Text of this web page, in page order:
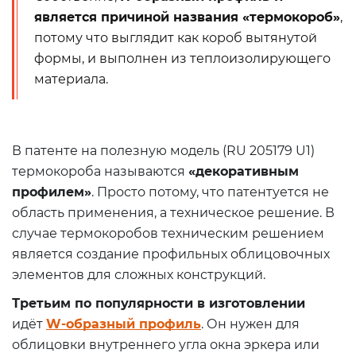
является причиной названия «термокороб»,
потому что выглядит как короб вытянутой
формы, и выполнен из теплоизолирующего
материала.
В патенте на полезную модель (RU 205179 U1)
термокороба называются «декоративным
профилем». Просто потому, что патентуется не
область применения, а техническое решение. В
случае термокоробов техническим решением
является создание профильных облицовочных
элементов для сложных конструкций.
Третьим по популярности в изготовлении
идёт W-образный профиль. Он нужен для
облицовки внутреннего угла окна эркера или